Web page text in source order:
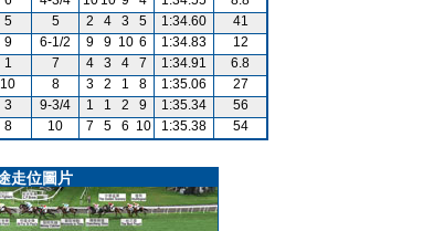
5 5 2 4 3 5 1:34.60
41
9 6-1/2 9 9 10 6 1:34.83
12
1 7 4 3 4 7 1:34.91
6.8
10 8 3 2 1 8 1:35.06
27
3 9-3/4 1 1 2 9 1:35.34
56
8 10 7 5 6 10 1:35.38 54
走位圖片